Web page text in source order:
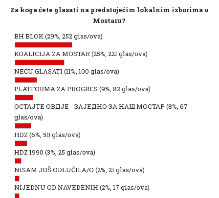
Za koga ćete glasati na predstojećim lokalnim izborima u
Mostaru?
BH BLOK(29%, 252 glas/ova)
KOALICIJA ZA MOSTAR(25%, 221 glas/ova)
NEĆU GLASATI (11%, 100 glas/ova)
PLATFORMA ZA PROGRES (9%, 82 glas/ova)
ОСТАЈТЕ ОВДЈЕ - ЗАЈЕДНО ЗА НАШ МОСТАР (8%, 67
glas/ova)
HDZ (6%, 50 glas/ova)
HDZ 1990 (3%, 25 glas/ova)
NISAM JOŠ ODLUČILA/O (2%, 21 glas/ova)
NIJEDNU OD NAVEDENIH (2%, 17 glas/ova)